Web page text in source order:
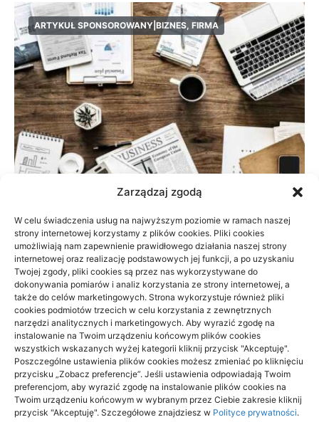
Zarządzaj zgodą
W celu świadczenia usług na najwyższym poziomie w ramach naszej
strony internetowej korzystamy z plików cookies. Pliki cookies
umożliwiają nam zapewnienie prawidłowego działania naszej strony
internetowej oraz realizację podstawowych jej funkcji, a po uzyskaniu
Twojej zgody, pliki cookies są przez nas wykorzystywane do
dokonywania pomiarów i analiz korzystania ze strony internetowej, a
także do celów marketingowych. Strona wykorzystuje również pliki
cookies podmiotów trzecich w celu korzystania z zewnętrznych
narzędzi analitycznych i marketingowych. Aby wyrazić zgodę na
instalowanie na Twoim urządzeniu końcowym plików cookies
wszystkich wskazanych wyżej kategorii kliknij przycisk "Akceptuję".
Poszczególne ustawienia plików cookies możesz zmieniać po kliknięciu
przycisku „Zobacz preferencje”. Jeśli ustawienia odpowiadają Twoim
preferencjom, aby wyrazić zgodę na instalowanie plików cookies na
Twoim urządzeniu końcowym w wybranym przez Ciebie zakresie kliknij
przycisk "Akceptuję". Szczegółowe znajdziesz w Polityce prywatności.
ARTYKUŁ SPONSOROWANY|BIZNES, FIRMA
Pierwsza faktura: weryfikacja z biurem
rachunkowym
21/06/2026
Archino
Archino to miejsce dla ciebie, to miejsce dla ludzi takich jak ty.